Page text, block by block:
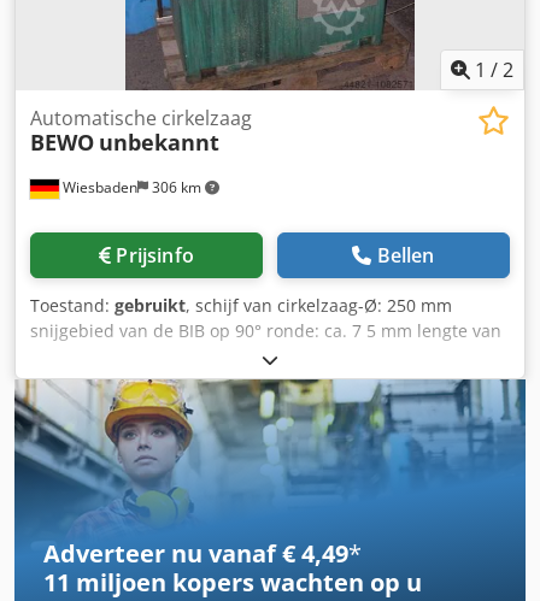
1 /2
Wiesbaden 306 km
Automatische cirkelzaag
BEWO unbekannt
Prijsinfo Bellen
Toestand: gebruikt, schijf van cirkelzaag-Ø: 250 mm
snijgebied van de BIB op 90° ronde: ca. 7 5 mm lengte van
de haren: 500 mm elektrische aansluiting: 380 V zagen
rijden: 0,75/1,1 kW ruimte nodig: 1700/2100 x 900 x 1440
mm gewicht: 355 kg Chjdpfxsbbbhno Ag Hea
Adverteer nu vanaf € 4,49*
11 miljoen koperswachten op u